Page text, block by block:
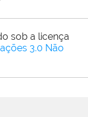
sob a licença
3.0 Não